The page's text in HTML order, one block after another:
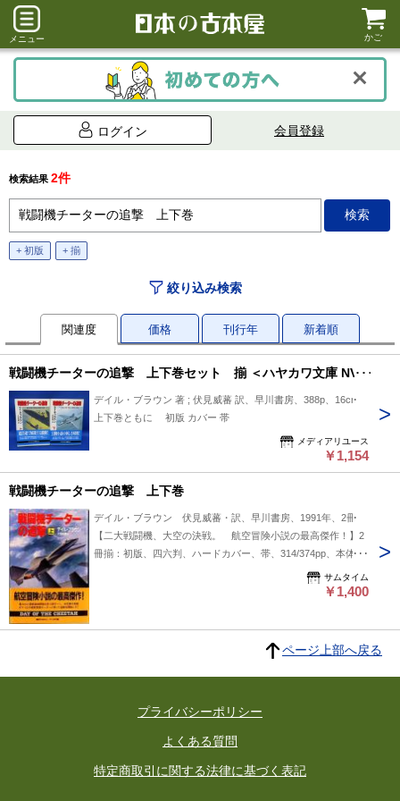
メニュー かご
ログイン 会員登録
検索結果 2件
+ 初版 + 揃
絞り込み検索
関連度 価格 刊行年 新着順
戦闘機チーターの追撃 上下巻セット 揃 ＜ハヤカワ文庫 NV＞
デイル・ブラウン 著 ; 伏見威蕃 訳、早川書房、388p、16cm
上下巻ともに 初版 カバー 帯
メディアリユース
￥1,154
戦闘機チーターの追撃 上下巻
デイル・ブラウン 伏見威蕃・訳、早川書房、1991年、2冊
【二大戦闘機、大空の決戦。 航空冒険小説の最高傑作！】2
冊揃：初版、四六判、ハードカバー、帯、314/374pp、本体：
経年並、上巻の天に軽傷、本文：経年並、カバー：軽いツカレ
サムタイム
￥1,400
ページ上部へ戻る
プライバシーポリシー
よくある質問
特定商取引に関する法律に基づく表記